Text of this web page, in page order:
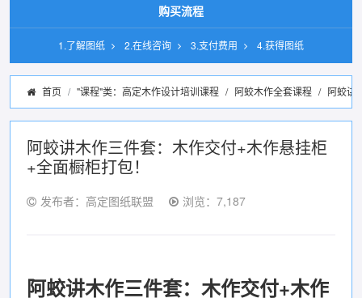
购买流程
1.了解图纸 2.在线咨询 3.支付费用 4.获得图纸
首页 "课程"类：高定木作设计培训课程 / 阿蛟木作全套课程 / 阿蛟讲
阿蛟讲木作三件套：木作交付+木作悬挂柜
+全面橱柜打包！
发布者：高定图纸联盟 浏览：7,187
阿蛟讲木作三件套：木作交付+木作